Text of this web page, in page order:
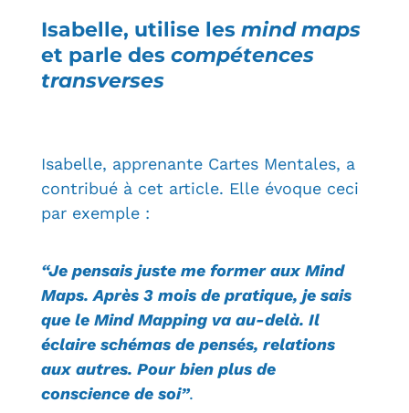
Isabelle, utilise les mind maps
et parle des compétences
transverses
Isabelle, apprenante Cartes Mentales, a
contribué à cet article. Elle évoque ceci
par exemple :
“Je pensais juste me former aux Mind
Maps. Après 3 mois de pratique, je sais
que le Mind Mapping va au-delà. Il
éclaire schémas de pensés, relations
aux autres. Pour bien plus de
conscience de soi”.